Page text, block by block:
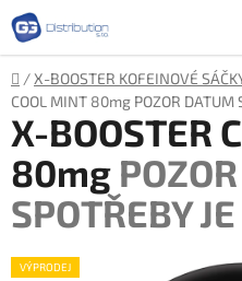
Přejít
na
obsah
Domů
/X-BOOSTER KOFEINOVÉ
COOL MINT 80mg POZOR DATUM
X-BOOSTER
80mg
SPOTŘEBY
VÝPRODEJ